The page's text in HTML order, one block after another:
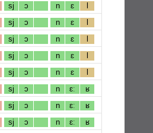
sj ɔ n ɛ
l
sj ɔ n ɛ
l
sj ɔ n ɛ
l
sj ɔ n ɛ
l
sj ɔ n ɛ
l
sj ɔ n ɛː
ʁ
sj ɔ n ɛː
ʁ
sj ɔ n ɛː
ʁ